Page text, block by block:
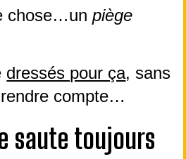
chose…un piège
dressés pour ça, sans
compte…
saute toujours